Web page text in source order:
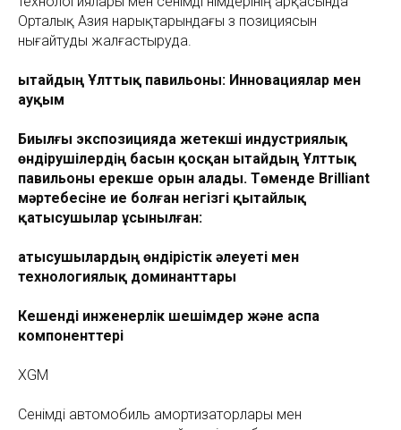
Орталық Азия нарықтарындағы өз позициясын
нығайтуды жалғастыруда.
Қытайдың Ұлттық павильоны: Инновациялар мен
ауқым
Биылғы экспозицияда жетекші индустриялық
өндірушілердің басын қосқан Қытайдың Ұлттық
павильоны ерекше орын алады. Төменде Brilliant
мәртебесіне ие болған негізгі қытайлық
қатысушылар ұсынылған:
Қатысушылардың өндірістік әлеуеті мен
технологиялық доминанттары
Кешенді инженерлік шешімдер және аспа
компоненттері
XGM
Сенімді автомобиль амортизаторлары мен